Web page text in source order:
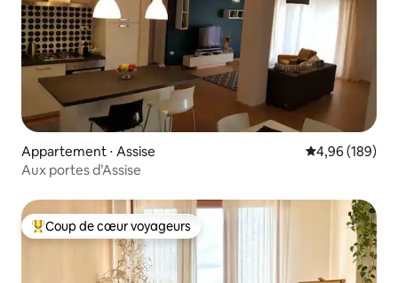
Appartement ⋅ Assise Évaluation
4,96 (189)
Aux portes d’Assise
Coups de cœur voyageurs les plus appréciés
Coup de cœur voyageurs